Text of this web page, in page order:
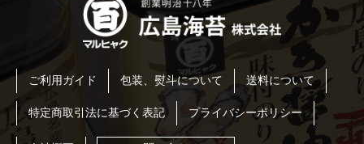
ご利用ガイド 包装、熨斗について 送料について
特定商取引法に基づく表記 プライバシーポリシー